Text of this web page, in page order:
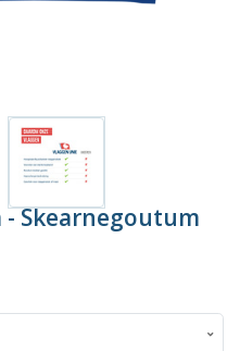
Skearnegoutum